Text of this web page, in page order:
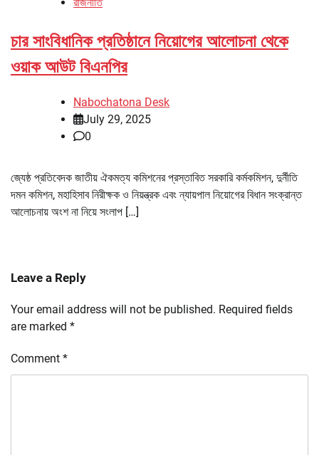
চার সাংবিধানিক প্রতিষ্ঠানে নিয়োগের আলোচনা থেকে
ওয়াক আউট বিএনপির
Nabochatona Desk
July 29, 2025
0
জ্যেষ্ঠ প্রতিবেদক জাতীয় ঐকমত্য কমিশনের প্রস্তাবিত সরকারি কর্মকমিশন, দুর্নীতি
দমন কমিশন, মহাহিসাব নিরীক্ষক ও নিয়ন্ত্রক এবং ন্যায়পাল নিয়োগের বিধান সংক্রান্ত
আলোচনায় অংশ না নিয়ে সংলাপ […]
Leave a Reply
Your email address will not be published. Required fields
are marked *
Comment *